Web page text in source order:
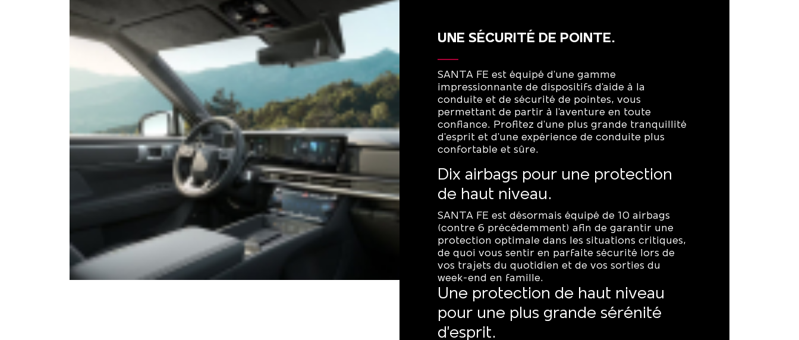
UNE SÉCURITÉ DE POINTE.
SANTA FE est équipé d'une gamme
impressionnante de dispositifs d'aide à la
conduite et de sécurité de pointes, vous
permettant de partir à l'aventure en toute
confiance. Profitez d'une plus grande tranquillité
d'esprit et d'une expérience de conduite plus
confortable et sûre.
Dix airbags pour une protection
de haut niveau.
SANTA FE est désormais équipé de 10 airbags
(contre 6 précédemment) afin de garantir une
protection optimale dans les situations critiques,
de quoi vous sentir en parfaite sécurité lors de
vos trajets du quotidien et de vos sorties du
week-end en famille.
Une protection de haut niveau
pour une plus grande sérénité
d’esprit.